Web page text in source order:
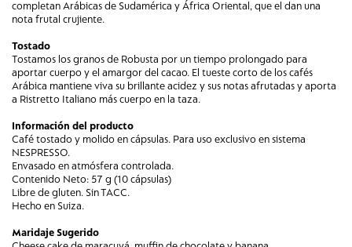
completan Arábicas de Sudamérica y África Oriental, que el dan una
nota frutal crujiente.
Tostado
Tostamos los granos de Robusta por un tiempo prolongado para
aportar cuerpo y el amargor del cacao. El tueste corto de los cafés
Arábica mantiene viva su brillante acidez y sus notas afrutadas y aporta
a Ristretto Italiano más cuerpo en la taza.
Información del producto
Café tostado y molido en cápsulas. Para uso exclusivo en sistema
NESPRESSO.
Envasado en atmósfera controlada.
Contenido Neto: 57 g (10 cápsulas)
Libre de gluten. Sin TACC.
Hecho en Suiza.
Maridaje Sugerido